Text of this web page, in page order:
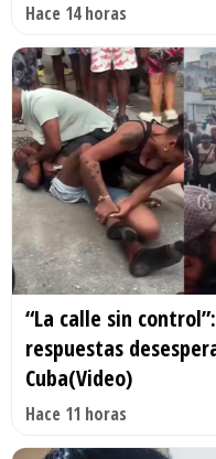
Hace 14 horas
“La calle sin
respuestas
Cuba(Video)
Hace 11 horas